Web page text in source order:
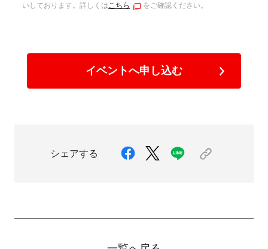
いしております。詳しくはこちら をご確認ください。
イベントへ申し込む
シェアする